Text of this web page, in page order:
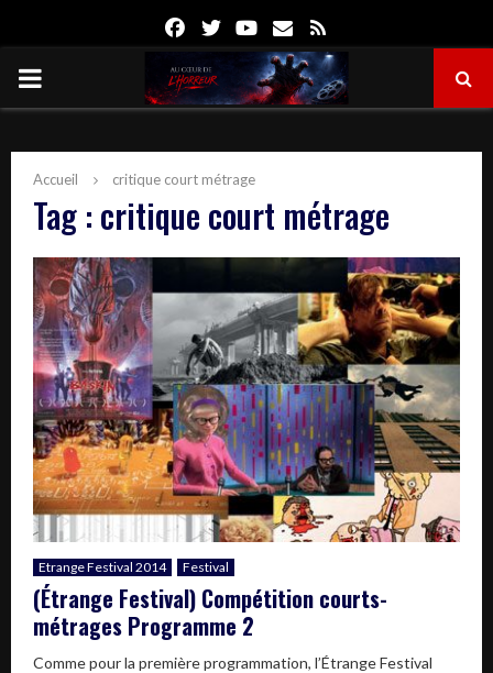
FacebookTwitterYoutube
Email
PRIMARY
Accueil critique court métrage
Tag : critique court métrage
Etrange Festival 2014 Festival
(Étrange Festival) Compétition courts-
métrages Programme 2
Comme pour la première programmation, l’Étrange Festival